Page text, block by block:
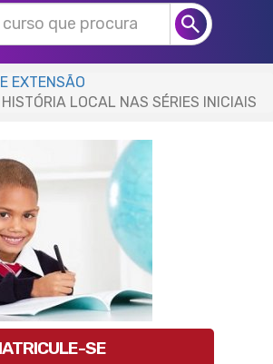
EXTENSÃO
LOCAL NAS SÉRIES INICIAIS
SE